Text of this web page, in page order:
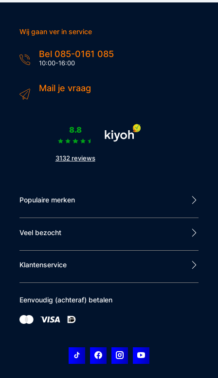
Wij gaan ver in service
Bel 085-0161 085
10:00-16:00
Mail je vraag
8.8
3132 reviews
Populaire merken
Veel bezocht
Klantenservice
Eenvoudig (achteraf) betalen